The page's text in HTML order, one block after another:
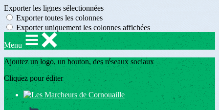
Exporter les lignes sélectionnées
Exporter toutes les colonnes
Exporter uniquement les colonnes affichées
Menu
Ajoutez un logo, un bouton, des réseaux sociaux
Cliquez pour éditer